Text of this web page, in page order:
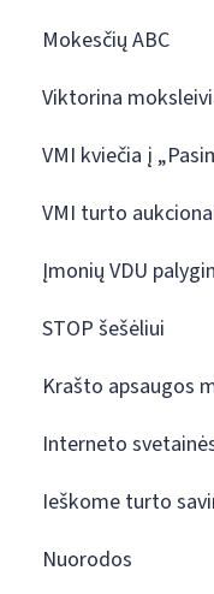
Mokesčių ABC
Viktorina
VMI kviečia į
VMI turto
Įmonių VDU
STOP šešėliui
Krašto apsaugos
Interneto
Ieškome turto
Nuorodos